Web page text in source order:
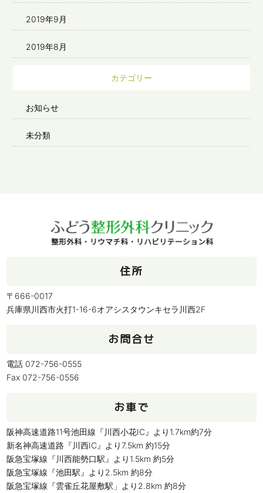
2019年9月
2019年8月
カテゴリー
お知らせ
未分類
住所
〒666-0017
兵庫県川西市火打1-16-6オアシスタウンキセラ川西2F
お問合せ
電話 072-756-0555
Fax 072-756-0556
お車で
阪神高速道路11号池田線『川西小花IC』より1.7km約7分
新名神高速道路『川西IC』より7.5km 約15分
阪急宝塚線『川西能勢口駅』より1.5km 約5分
阪急宝塚線『池田駅』より2.5km 約8分
阪急宝塚線『雲雀丘花屋敷駅」より2.8km 約8分